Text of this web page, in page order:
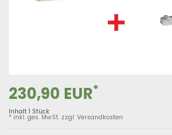
230,90 EUR*
Inhalt 1 Stück
* inkl. ges. MwSt. zzgl. Versandkosten